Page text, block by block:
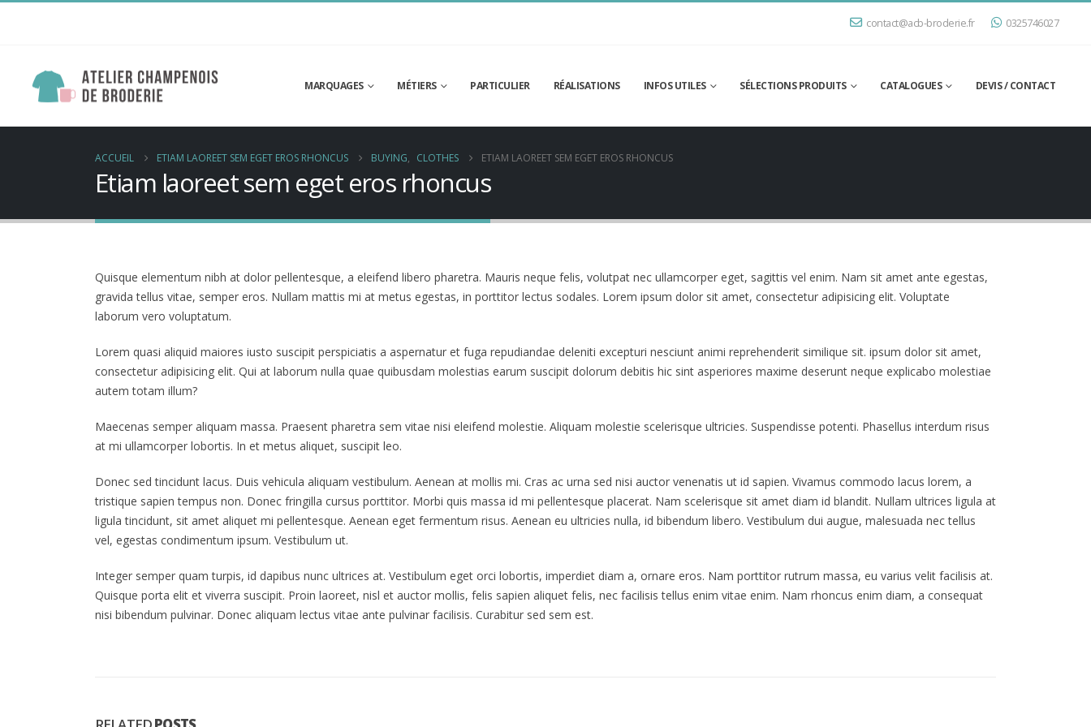
contact@acb-broderie.fr 0325746027
MARQUAGES MÉTIERS PARTICULIER RÉALISATIONS INFOS UTILES SÉLECTIONS PRODUITS CATALOGUES DEVIS / CONTACT
ACCUEIL ETIAM LAOREET SEM EGET EROS RHONCUS BUYING, CLOTHES ETIAM LAOREET SEM EGET EROS RHONCUS
Etiam laoreet sem eget eros rhoncus
Quisque elementum nibh at dolor pellentesque, a eleifend libero pharetra. Mauris neque felis, volutpat nec ullamcorper eget, sagittis vel enim. Nam sit amet ante egestas,
gravida tellus vitae, semper eros. Nullam mattis mi at metus egestas, in porttitor lectus sodales. Lorem ipsum dolor sit amet, consectetur adipisicing elit. Voluptate
laborum vero voluptatum.
Lorem quasi aliquid maiores iusto suscipit perspiciatis a aspernatur et fuga repudiandae deleniti excepturi nesciunt animi reprehenderit similique sit. ipsum dolor sit amet,
consectetur adipisicing elit. Qui at laborum nulla quae quibusdam molestias earum suscipit dolorum debitis hic sint asperiores maxime deserunt neque explicabo molestiae
autem totam illum?
Maecenas semper aliquam massa. Praesent pharetra sem vitae nisi eleifend molestie. Aliquam molestie scelerisque ultricies. Suspendisse potenti. Phasellus interdum risus
at mi ullamcorper lobortis. In et metus aliquet, suscipit leo.
Donec sed tincidunt lacus. Duis vehicula aliquam vestibulum. Aenean at mollis mi. Cras ac urna sed nisi auctor venenatis ut id sapien. Vivamus commodo lacus lorem, a
tristique sapien tempus non. Donec fringilla cursus porttitor. Morbi quis massa id mi pellentesque placerat. Nam scelerisque sit amet diam id blandit. Nullam ultrices ligula at
ligula tincidunt, sit amet aliquet mi pellentesque. Aenean eget fermentum risus. Aenean eu ultricies nulla, id bibendum libero. Vestibulum dui augue, malesuada nec tellus
vel, egestas condimentum ipsum. Vestibulum ut.
Integer semper quam turpis, id dapibus nunc ultrices at. Vestibulum eget orci lobortis, imperdiet diam a, ornare eros. Nam porttitor rutrum massa, eu varius velit facilisis at.
Quisque porta elit et viverra suscipit. Proin laoreet, nisl et auctor mollis, felis sapien aliquet felis, nec facilisis tellus enim vitae enim. Nam rhoncus enim diam, a consequat
nisi bibendum pulvinar. Donec aliquam lectus vitae ante pulvinar facilisis. Curabitur sed sem est.